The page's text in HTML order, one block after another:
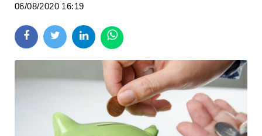
06/08/2020 16:19